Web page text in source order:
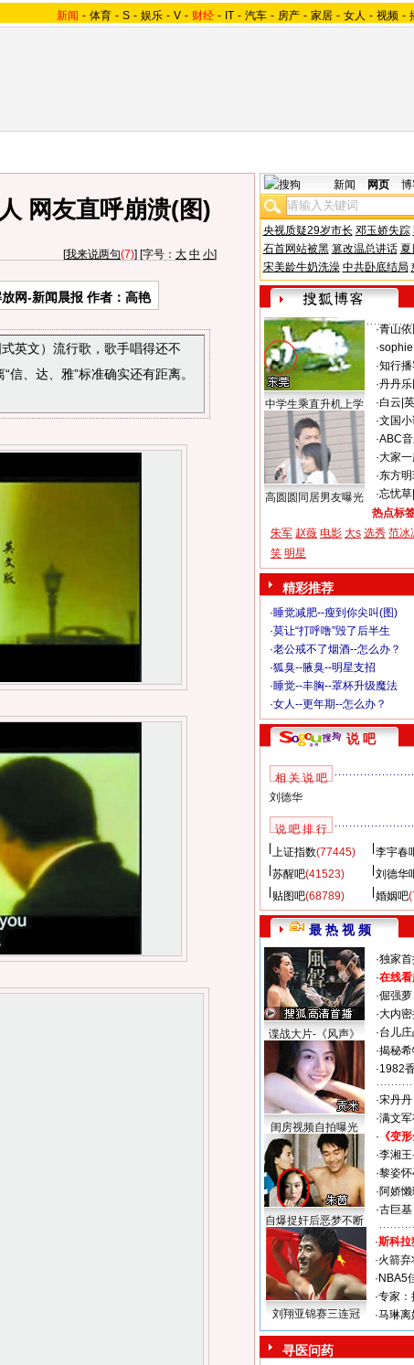
新闻 - 体育 - S - 娱乐 - V - 财经 - IT - 汽车 - 房产 - 家居 - 女人 - 视频 -
网友直呼崩溃(图)
[我来说两句(7)] [字号： 大 中 小]
网-新闻晨报 作者：高艳
英文）流行歌，歌手唱得还不
、达、雅”标准确实还有距离。
新闻 网页 博
央视质疑29岁市长 邓玉娇失踪
石首网站被黑 篡改温总讲话 夏
宋美龄牛奶洗澡 中共卧底结局
中学生乘直升机上学
高圆圆同居男友曝光
·青山依
·sophie
·知行播
·丹丹乐
·白云|
·文国小
·ABC
·大家一
·东方明
·忘忧草|
热点标
朱军 赵薇 电影 大s 选秀 范冰
笑 明星
精彩推荐
·睡觉减肥--瘦到你尖叫(图)
·莫让“打呼噜”毁了后半生
·老公戒不了烟酒--怎么办？
·狐臭--腋臭--明星支招
·睡觉--丰胸--罩杯升级魔法
·女人--更年期--怎么办？
说 吧
相 关 说 吧
刘德华
说 吧 排 行
上证指数(77445) 李宇春
苏醒吧(41523) 刘德华
贴图吧(68789) 婚姻吧
最 热 视 频
谍战大片-《风声》
闺房视频自拍曝光
自爆捉奸后恶梦不断
·独家首
·在线
·倔强萝
·大内
·台儿
·揭秘
·1982
·宋丹
·满文
· 《变
·李湘
·黎姿
·阿娇
·古巨
刘翔亚锦赛三连冠
·斯科
·火箭
· NBA5
·专家：
·马琳离
寻医问药